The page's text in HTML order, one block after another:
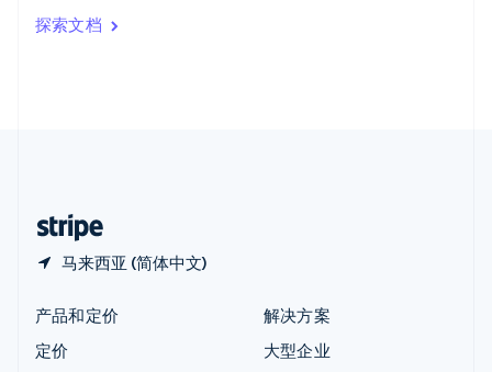
探索文档
马来西亚 (简体中文)
印度
English
产品和定价
定价
解决方案
大型企业